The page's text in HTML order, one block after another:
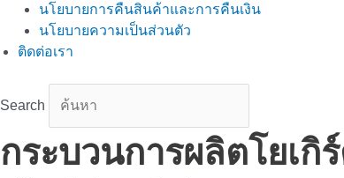
นโยบายการคืนสินค้าและการคืนเงิน
นโยบายความเป็นส่วนตัว
ติดต่อเรา
Search
กระบวนการผลิตโยเกิ